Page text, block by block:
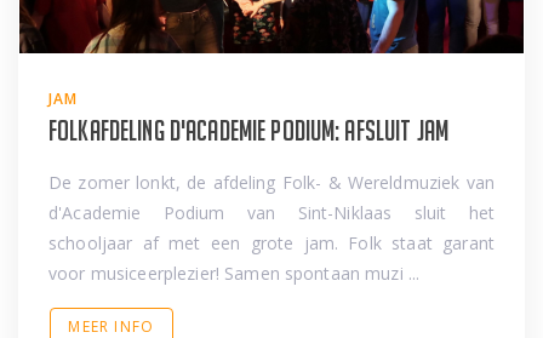
JAM
Folkafdeling d'Academie Podium: afsluit jam
De zomer lonkt, de afdeling Folk- & Wereldmuziek van
d'Academie Podium van Sint-Niklaas sluit het
schooljaar af met een grote jam. Folk staat garant
voor musiceerplezier! Samen spontaan muzi ...
MEER INFO